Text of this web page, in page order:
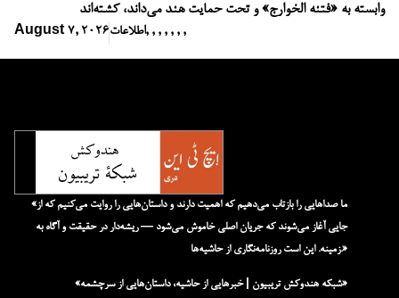
وابسته به «فتنه الخوارج» و تحت حمایت هند می‌داند، کشته‌اند
August 7, 2026اطلاعات, , , , , , ,
«ما صداهایی را بازتاب می‌دهیم که اهمیت دارند و داستان‌هایی را روایت می‌کنیم که از
جایی آغاز می‌شوند که جریان اصلی خاموش می‌شود — ریشه‌دار در حقیقت و آگاه به
زمینه. این است روزنامه‌نگاری از حاشیه‌ها.»
«شبکه هند‌و‌کش تریبیون | خبرهایی از حاشیه، داستان‌هایی از سرچشمه»